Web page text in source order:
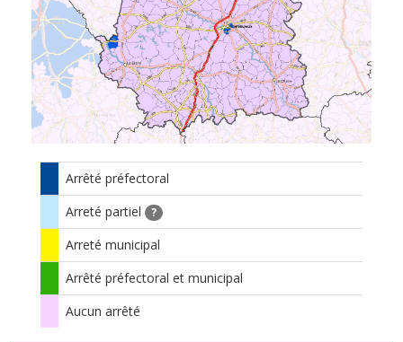
Arrêté préfectoral
Arreté partiel
?
Arreté municipal
Arrêté préfectoral et municipal
Aucun arrêté